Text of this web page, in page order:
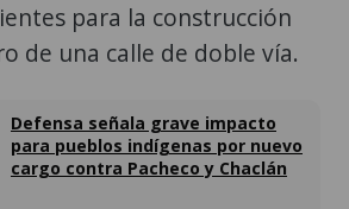
para la construcción
de una calle de doble vía.
Defensa señala grave impacto
para pueblos indígenas por nuevo
cargo contra Pacheco y Chaclán